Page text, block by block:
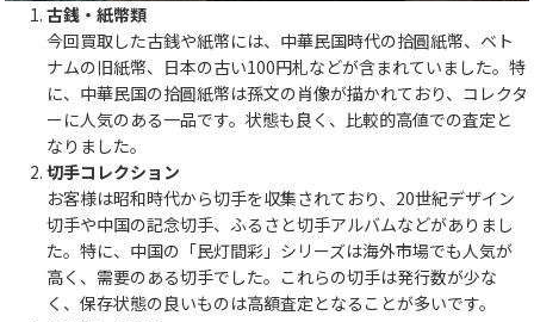
古銭・紙幣類
今回買取した古銭や紙幣には、中華民国時代の拾圓紙幣、ベト
ナムの旧紙幣、日本の古い100円札などが含まれていました。特
に、中華民国の拾圓紙幣は孫文の肖像が描かれており、コレクタ
ーに人気のある一品です。状態も良く、比較的高値での査定と
なりました。
切手コレクション
お客様は昭和時代から切手を収集されており、20世紀デザイン
切手や中国の記念切手、ふるさと切手アルバムなどがありまし
た。特に、中国の「民灯間彩」シリーズは海外市場でも人気が
高く、需要のある切手でした。これらの切手は発行数が少な
く、保存状態の良いものは高額査定となることが多いです。